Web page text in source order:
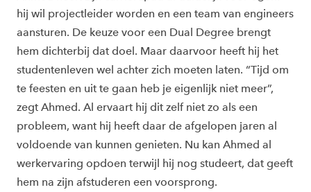
hij wil projectleider worden en een team van engineers
aansturen. De keuze voor een Dual Degree brengt
hem dichterbij dat doel. Maar daarvoor heeft hij het
studentenleven wel achter zich moeten laten. “Tijd om
te feesten en uit te gaan heb je eigenlijk niet meer”,
zegt Ahmed. Al ervaart hij dit zelf niet zo als een
probleem, want hij heeft daar de afgelopen jaren al
voldoende van kunnen genieten. Nu kan Ahmed al
werkervaring opdoen terwijl hij nog studeert, dat geeft
hem na zijn afstuderen een voorsprong.